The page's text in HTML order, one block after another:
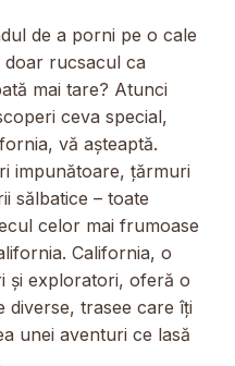
de a porni pe o cale
doar rucsacul ca
mai tare? Atunci
ceva special,
vă așteaptă.
impunătoare, țărmuri
sălbatice – toate
celor mai frumoase
California, o
și exploratori, oferă o
diverse, trasee care îți
unei aventuri ce lasă